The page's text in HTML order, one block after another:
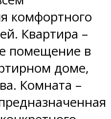
комфортного
Квартира –
помещение в
доме,
Комната –